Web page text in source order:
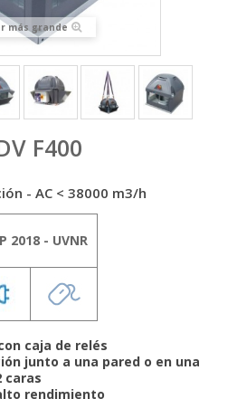
más grande
F400
- AC < 38000 m3/h
2018 - UVNR
caja de relés
junto a una pared o en una
caras
rendimiento